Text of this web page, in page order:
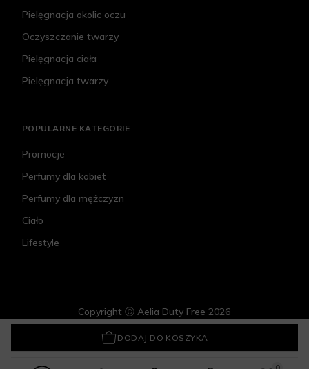
DODAJ DO KOSZYKA
Pielęgnacja okolic oczu
Oczyszczanie twarzy
Pielęgnacja ciała
Pielęgnacja twarzy
POPULARNE KATEGORIE
Promocje
Perfumy dla kobiet
Perfumy dla mężczyzn
Ciało
Lifestyle
Copyright Ⓒ Aelia Duty Free 2026